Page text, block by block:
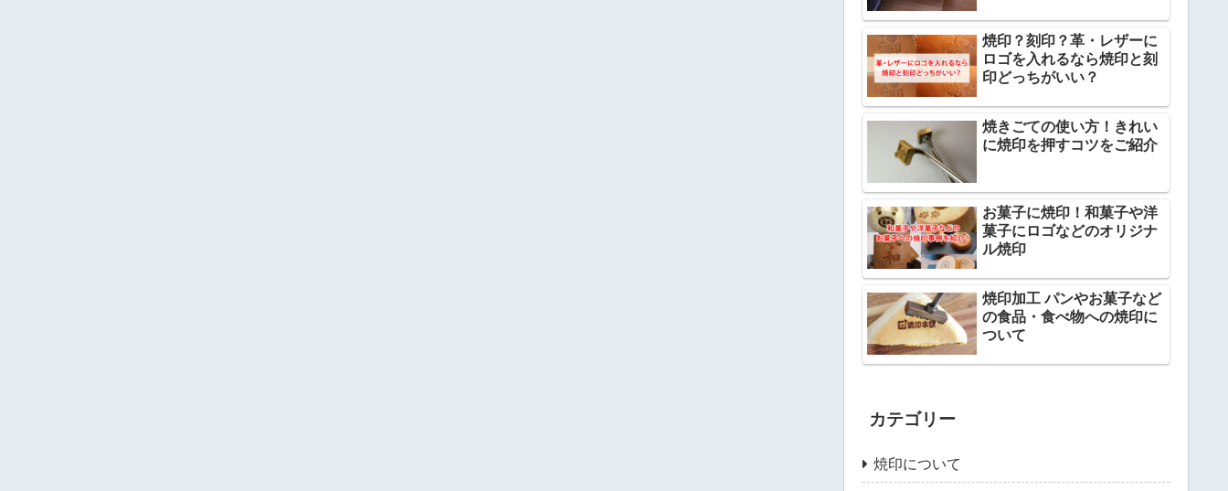
焼印？刻印？革・レザーに
ロゴを入れるなら焼印と刻
印どっちがいい？
焼きごての使い方！きれい
に焼印を押すコツをご紹介
お菓子に焼印！和菓子や洋
菓子にロゴなどのオリジナ
ル焼印
焼印加工 パンやお菓子など
の食品・食べ物への焼印に
ついて
カテゴリー
焼印について